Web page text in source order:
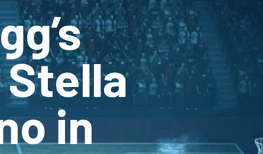
Stella
in